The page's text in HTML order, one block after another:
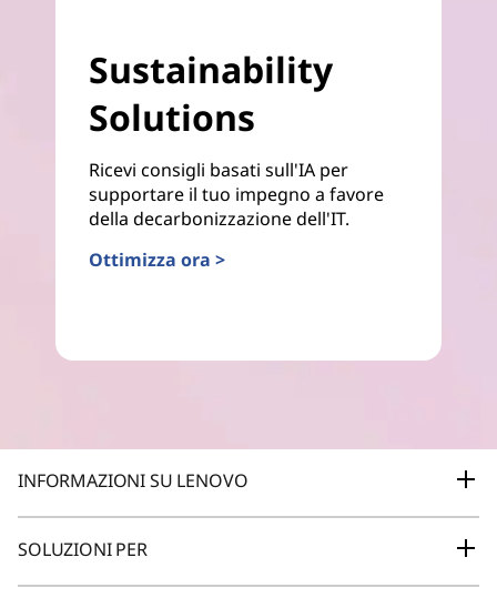
Sustainability
Solutions
Ricevi consigli basati sull'IA per
supportare il tuo impegno a favore
della decarbonizzazione dell'IT.
Ottimizza ora >
INFORMAZIONI SU LENOVO
SOLUZIONI PER